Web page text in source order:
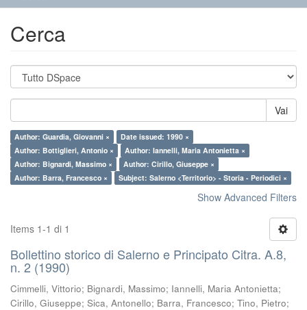
Cerca
Vai
Author: Guardia, Giovanni ×
Date issued: 1990 ×
Author: Bottiglieri, Antonio ×
Author: Iannelli, Maria Antonietta ×
Author: Bignardi, Massimo ×
Author: Cirillo, Giuseppe ×
Author: Barra, Francesco ×
Subject: Salerno <Territorio> - Storia - Periodici ×
Show Advanced Filters
Items 1-1 di 1
Bollettino storico di Salerno e Principato Citra. A.8,
n. 2 (1990)
Cimmelli, Vittorio; Bignardi, Massimo; Iannelli, Maria Antonietta;
Cirillo, Giuseppe; Sica, Antonello; Barra, Francesco; Tino, Pietro;